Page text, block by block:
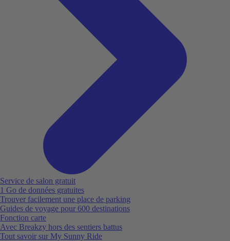
Service de salon gratuit
1 Go de données gratuites
Trouver facilement une place de parking
Guides de voyage pour 600 destinations
Fonction carte
Avec Breakzy hors des sentiers battus
Tout savoir sur My Sunny Ride